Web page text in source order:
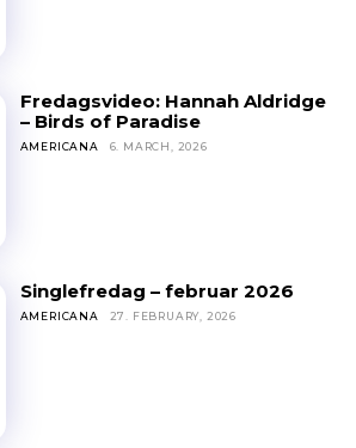
Fredagsvideo: Hannah Aldridge
– Birds of Paradise
AMERICANA 6. MARCH, 2026
Singlefredag – februar 2026
AMERICANA 27. FEBRUARY, 2026